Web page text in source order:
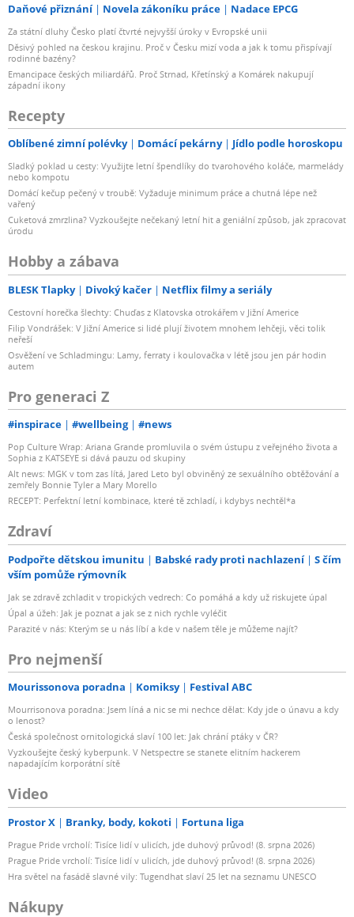
Daňové přiznání Novela zákoníku práce Nadace EPCG
Za státní dluhy Česko platí čtvrté nejvyšší úroky v Evropské unii
Děsivý pohled na českou krajinu. Proč v Česku mizí voda a jak k tomu přispívají
rodinné bazény?
Emancipace českých miliardářů. Proč Strnad, Křetínský a Komárek nakupují
západní ikony
Recepty
Oblíbené zimní polévky Domácí pekárny Jídlo podle horoskopu
Sladký poklad u cesty: Využijte letní špendlíky do tvarohového koláče, marmelády
nebo kompotu
Domácí kečup pečený v troubě: Vyžaduje minimum práce a chutná lépe než
vařený
Cuketová zmrzlina? Vyzkoušejte nečekaný letní hit a geniální způsob, jak zpracovat
úrodu
Hobby a zábava
BLESK Tlapky Divoký kačer Netflix filmy a seriály
Cestovní horečka šlechty: Chuďas z Klatovska otrokářem v Jižní Americe
Filip Vondrášek: V Jižní Americe si lidé plují životem mnohem lehčeji, věci tolik
neřeší
Osvěžení ve Schladmingu: Lamy, ferraty i koulovačka v létě jsou jen pár hodin
autem
Pro generaci Z
#inspirace #wellbeing #news
Pop Culture Wrap: Ariana Grande promluvila o svém ústupu z veřejného života a
Sophia z KATSEYE si dává pauzu od skupiny
Alt news: MGK v tom zas lítá, Jared Leto byl obviněný ze sexuálního obtěžování a
zemřely Bonnie Tyler a Mary Morello
RECEPT: Perfektní letní kombinace, které tě zchladí, i kdybys nechtěl*a
Zdraví
Podpořte dětskou imunitu Babské rady proti nachlazení
S čím
vším pomůže rýmovník
Jak se zdravě zchladit v tropických vedrech: Co pomáhá a kdy už riskujete úpal
Úpal a úžeh: Jak je poznat a jak se z nich rychle vyléčit
Parazité v nás: Kterým se u nás líbí a kde v našem těle je můžeme najít?
Pro nejmenší
Mourissonova poradna Komiksy Festival ABC
Mourrisonova poradna: Jsem líná a nic se mi nechce dělat: Kdy jde o únavu a kdy
o lenost?
Česká společnost ornitologická slaví 100 let: Jak chrání ptáky v ČR?
Vyzkoušejte český kyberpunk. V Netspectre se stanete elitním hackerem
napadajícím korporátní sítě
Video
Prostor X Branky, body, kokoti Fortuna liga
Prague Pride vrcholí: Tisíce lidí v ulicích, jde duhový průvod! (8. srpna 2026)
Prague Pride vrcholí: Tisíce lidí v ulicích, jde duhový průvod! (8. srpna 2026)
Hra světel na fasádě slavné vily: Tugendhat slaví 25 let na seznamu UNESCO
Nákupy